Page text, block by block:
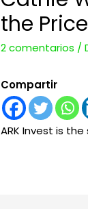
the
2 comentarios /
Compartir
ARK Invest is